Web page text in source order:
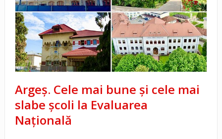
Argeș. Cele mai bune și cele mai
slabe școli la Evaluarea
Națională